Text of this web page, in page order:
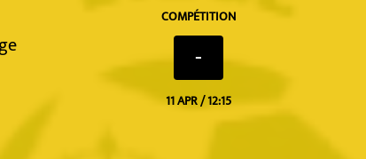
COMPÉTITION
-
11 APR / 12:15